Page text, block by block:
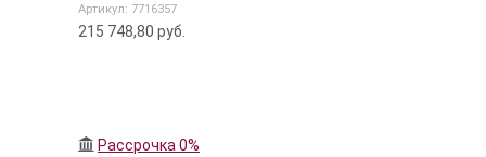
Артикул: 7716357
215 748,80 руб.
Рассрочка 0%